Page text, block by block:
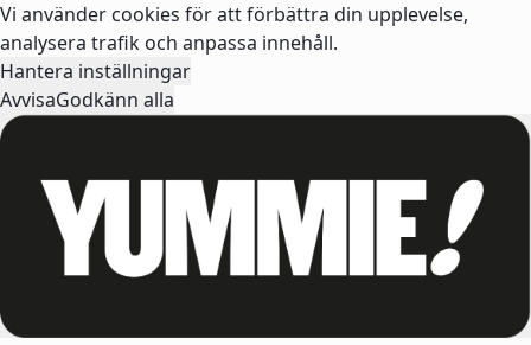
Vi använder cookies för att förbättra din upplevelse,
analysera trafik och anpassa innehåll.
Hantera inställningar
AvvisaGodkänn alla